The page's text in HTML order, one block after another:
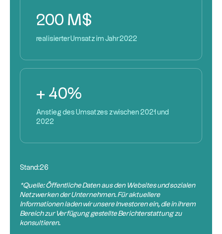
200 M$
realisierter Umsatz im Jahr 2022
+ 40%
Anstieg des Umsatzes zwischen 2021 und
2022
Stand:26
*Quelle: Öffentliche Daten aus den Websites und sozialen
Netzwerken der Unternehmen. Für aktuellere
Informationen laden wir unsere Investoren ein, die in ihrem
Bereich zur Verfügung gestellte Berichterstattung zu
konsultieren.